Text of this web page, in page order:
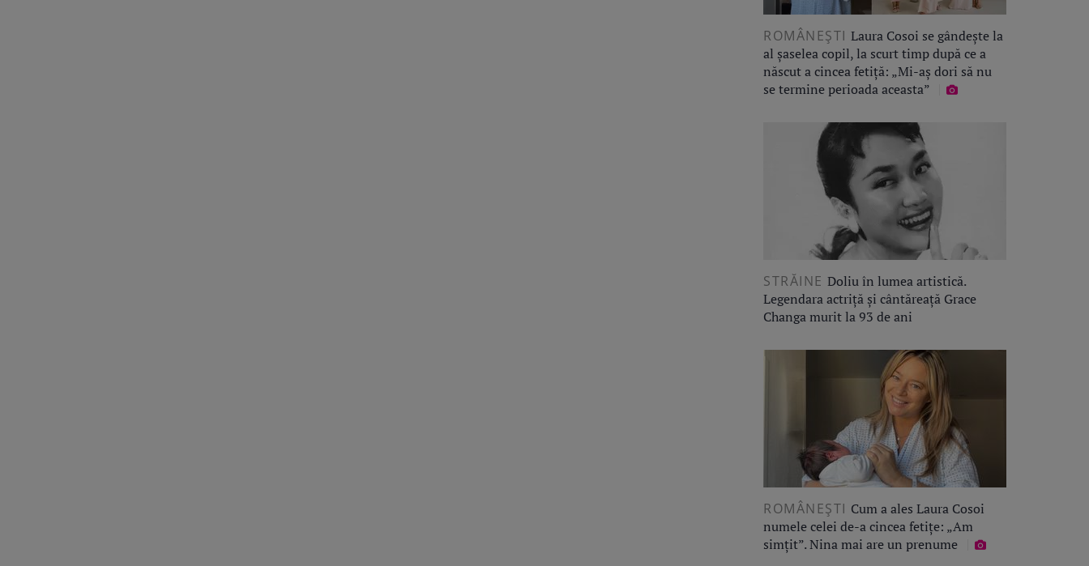
ROMÂNEŞTI Laura Cosoi se gândește la
al șaselea copil, la scurt timp după ce a
născut a cincea fetiță: „Mi-aș dori să nu
se termine perioada aceasta”
STRĂINE Doliu în lumea artistică.
Legendara actriță și cântăreață Grace
Changa murit la 93 de ani
ROMÂNEŞTI Cum a ales Laura Cosoi
numele celei de-a cincea fetițe: „Am
simțit”. Nina mai are un prenume